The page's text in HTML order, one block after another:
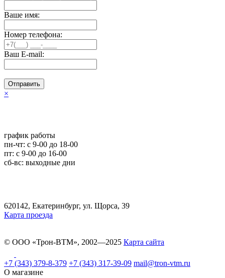
Ваше имя:
Номер телефона:
Ваш E-mail:
Отправить
×
график работы
пн-чт: c 9-00 до 18-00
пт: с 9-00 до 16-00
сб-вс: выходные дни
620142, Екатеринбург, ул. Щорса, 39
Карта проезда
© ООО «Трон-ВТМ», 2002—2025 Карта сайта
+7 (343) 379-8-379 +7 (343) 317-39-09 mail@tron-vtm.ru
О магазине